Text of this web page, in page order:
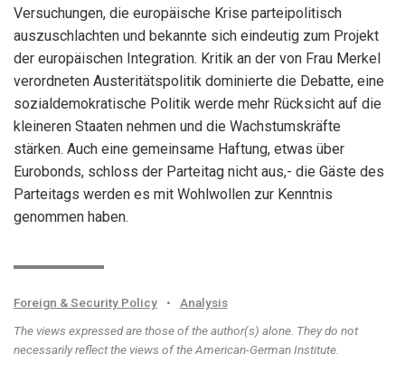
Versuchungen, die europäische Krise parteipolitisch
auszuschlachten und bekannte sich eindeutig zum Projekt
der europäischen Integration. Kritik an der von Frau Merkel
verordneten Austeritätspolitik dominierte die Debatte, eine
sozialdemokratische Politik werde mehr Rücksicht auf die
kleineren Staaten nehmen und die Wachstumskräfte
stärken. Auch eine gemeinsame Haftung, etwas über
Eurobonds, schloss der Parteitag nicht aus,- die Gäste des
Parteitags werden es mit Wohlwollen zur Kenntnis
genommen haben.
Foreign & Security Policy •
Analysis
The views expressed are those of the author(s) alone. They do not
necessarily reflect the views of the American-German Institute.